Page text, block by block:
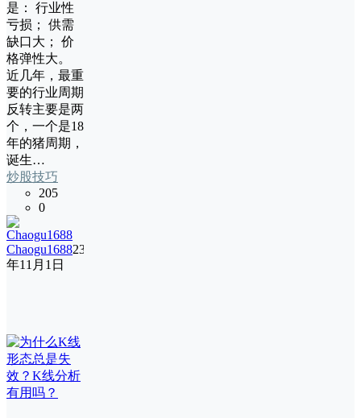
是： 行业性
亏损； 供需
缺口大； 价
格弹性大。
近几年，最重
要的行业周期
反转主要是两
个，一个是18
年的猪周期，
诞生…
炒股技巧
205
0
Chaogu168823
年11月1日